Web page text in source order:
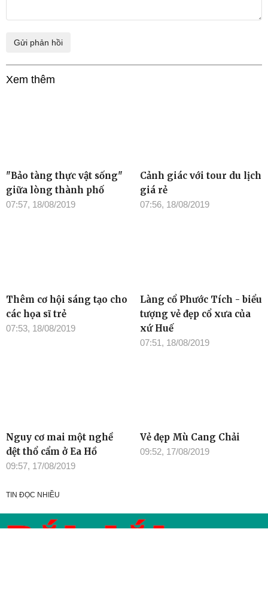
Xem thêm
"Bảo tàng thực vật sống"
giữa lòng thành phố
07:57, 18/08/2019
Cảnh giác với tour du lịch
giá rẻ
07:56, 18/08/2019
Thêm cơ hội sáng tạo cho
các họa sĩ trẻ
07:53, 18/08/2019
Làng cổ Phước Tích - biểu
tượng vẻ đẹp cổ xưa của
xứ Huế
07:51, 18/08/2019
Nguy cơ mai một nghề
dệt thổ cẩm ở Ea Hồ
09:57, 17/08/2019
Vẻ đẹp Mù Cang Chải
09:52, 17/08/2019
TIN ĐỌC NHIỀU